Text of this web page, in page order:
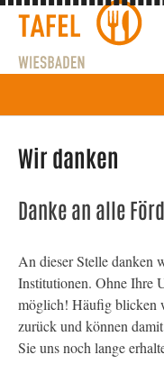
Wir danken
Danke an alle
An dieser Stelle danken
Institutionen. Ohne Ihre
möglich! Häufig blicken
zurück und können
Sie uns noch lange